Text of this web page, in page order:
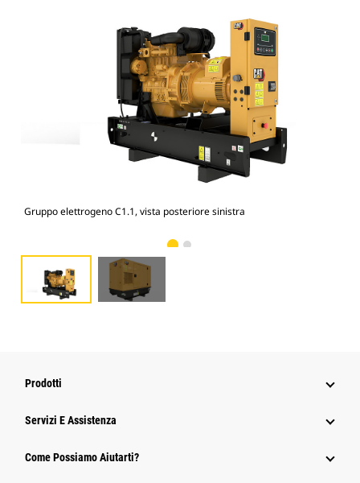
Gruppo elettrogeno C1.1, vista posteriore sinistra
Prodotti
Servizi E Assistenza
Come Possiamo Aiutarti?